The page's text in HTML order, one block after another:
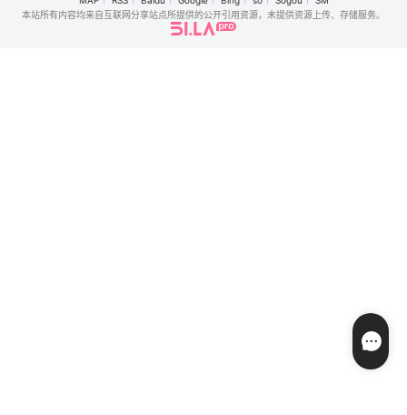
本站所有内容均来自互联网分享站点所提供的公开引用资源，未提供资源上传、存储服务。